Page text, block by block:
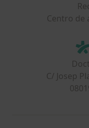
Centro de
C/ Josep